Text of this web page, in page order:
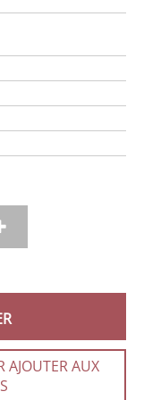
AJOUTER AUX